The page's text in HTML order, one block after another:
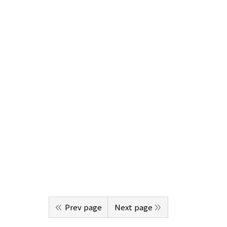
Prev page Next page